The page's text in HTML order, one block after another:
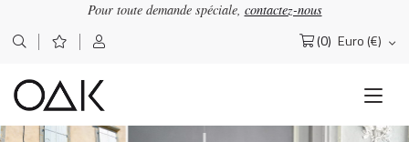
Pour toute demande spéciale, contactez-nous
(0) Euro (€)
Rechercher :